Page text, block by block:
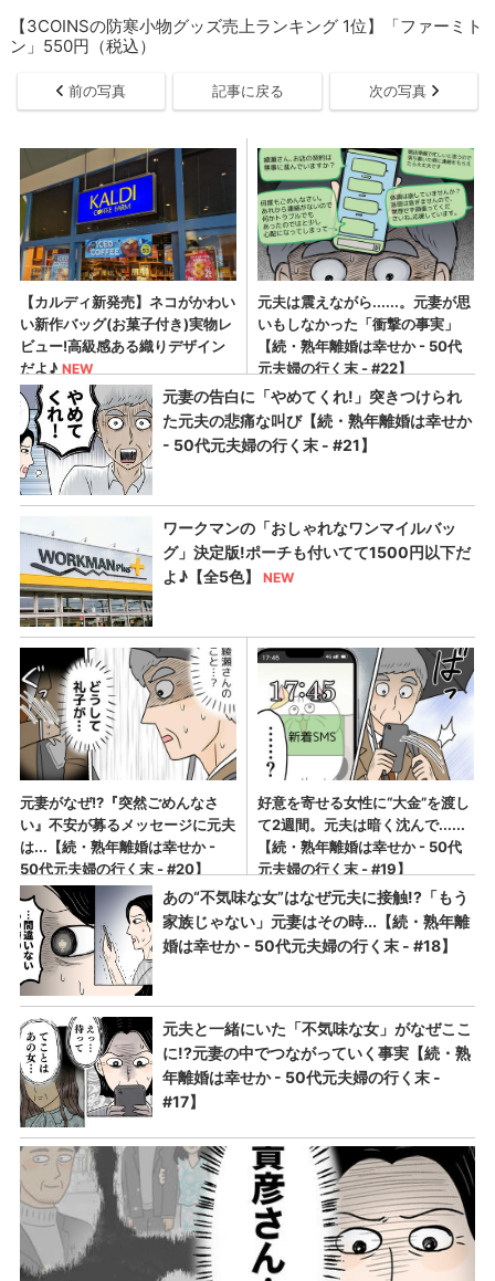
【3COINSの防寒小物グッズ売上ランキング 1位】「ファーミト
ン」550円（税込）
前の写真 記事に戻る 次の写真